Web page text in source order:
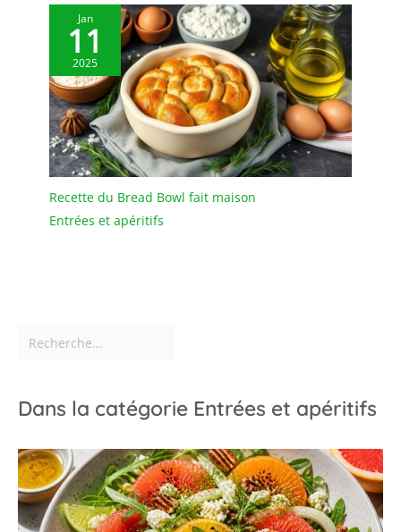
Jan
11
2025
Recette du Bread Bowl fait maison
Entrées et apéritifs
Dans la catégorie Entrées et apéritifs